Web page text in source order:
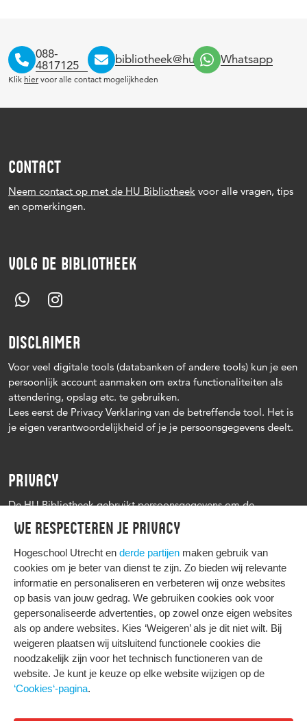
We respecteren je privacy
Hogeschool Utrecht en derde partijen maken gebruik van
cookies om je beter van dienst te zijn. Zo bieden wij relevante
informatie en personaliseren en verbeteren wij onze websites
op basis van jouw gedrag. We gebruiken cookies ook voor
gepersonaliseerde advertenties, op zowel onze eigen websites
als op andere websites. Kies ‘Weigeren’ als je dit niet wilt. Bij
weigeren plaatsen wij uitsluitend functionele cookies die
noodzakelijk zijn voor het technisch functioneren van de
website. Je kunt je keuze op elke website wijzigen op de
‘Cookies‘-pagina.
088-
4817125
bibliotheek@hu.nl Whatsapp
Klik hier voor alle contact mogelijkheden
CONTACT
Neem contact op met de HU Bibliotheek voor alle vragen, tips
en opmerkingen.
VOLG DE BIBLIOTHEEK
DISCLAIMER
Voor veel digitale tools (databanken of andere tools) kun je een
persoonlijk account aanmaken om extra functionaliteiten als
attendering, opslag etc. te gebruiken.
Lees eerst de Privacy Verklaring van de betreffende tool. Het is
je eigen verantwoordelijkheid of je je persoonsgegevens deelt.
PRIVACY
De HU Bibliotheek gebruikt persoonsgegevens om de
leenprocedure te kunnen uitvoeren, onder andere voor het
versturen van herinneringen en informatie over reserveringen.
Zie verder het Privacy statement Hogeschool Utrecht
HIER KOMT ALLES SAMEN
Privacy
Cookies